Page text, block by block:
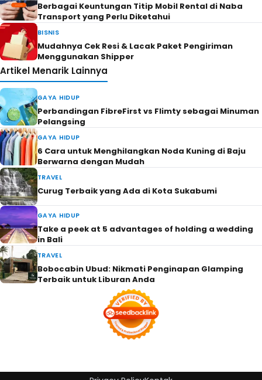
Berbagai Keuntungan Titip Mobil Rental di Naba
Transport yang Perlu Diketahui
BISNIS
Mudahnya Cek Resi & Lacak Paket Pengiriman
Menggunakan Shipper
Artikel Menarik Lainnya
GAYA HIDUP
Perbandingan FibreFirst vs Flimty sebagai Minuman
Pelangsing
GAYA HIDUP
6 Cara untuk Menghilangkan Noda Kuning di Baju
Berwarna dengan Mudah
TRAVEL
Curug Terbaik yang Ada di Kota Sukabumi
GAYA HIDUP
Take a peek at 5 advantages of holding a wedding
in Bali
TRAVEL
Bobocabin Ubud: Nikmati Penginapan Glamping
Terbaik untuk Liburan Anda